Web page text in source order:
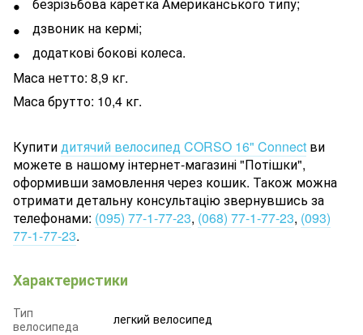
дзвоник на кермі;
додаткові бокові колеса.
Маса нетто: 8,9 кг.
Маса брутто: 10,4 кг.
Купитидитячий велосипед CORSO 16" Connect ви
можете в нашому інтернет-магазині "Потішки",
оформивши замовлення через кошик. Також можна
отримати детальну консультацію звернувшись за
телефонами: (095) 77-1-77-23, (068) 77-1-77-23, (093)
77-1-77-23.
Характеристики
Тип
велосипеда
легкий велосипед